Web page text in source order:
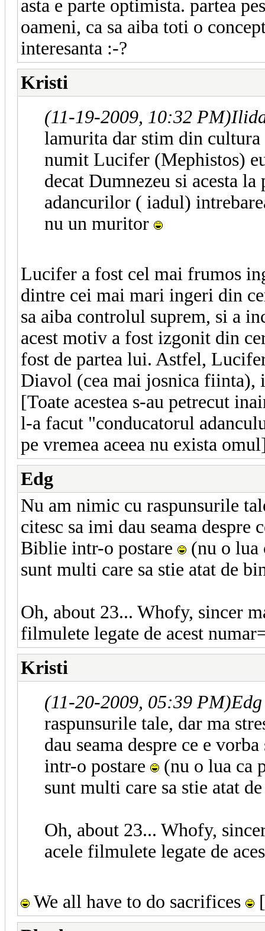
asta e parte optimista. partea
oameni, ca sa aiba toti o
interesanta :-?
Kristi
(11-19-2009, 10:32 PM)
lamurita dar stim din
numit Lucifer (Mephistos)
decat Dumnezeu si acesta
adancurilor ( iadul)
nu un muritor
Lucifer a fost cel mai frumos
dintre cei mai mari ingeri din
sa aiba controlul suprem, si a
acest motiv a fost izgonit din
fost de partea lui. Astfel,
Diavol (cea mai josnica fiinta),
[Toate acestea s-au petrecut
l-a facut "conducatorul
pe vremea aceea nu exista
Edg
Nu am nimic cu raspunsurile
citesc sa imi dau seama
Biblie intr-o postare
(nu o lua
sunt multi care sa stie atat de
Oh, about 23... Whofy, sincer
filmulete legate de acest
Kristi
(11-20-2009, 05:39 PM)
raspunsurile tale, dar ma
dau seama despre ce e
intr-o postare
(nu o lua ca
sunt multi care sa stie atat
Oh, about 23... Whofy,
acele filmulete legate de
We all have to do sacrifices